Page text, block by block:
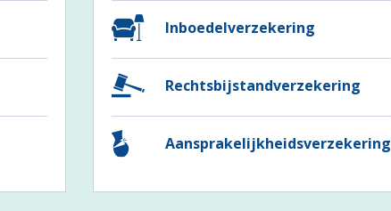
Inboedelverzekering
Rechtsbijstandverzekering
Aansprakelijkheidsverzekering